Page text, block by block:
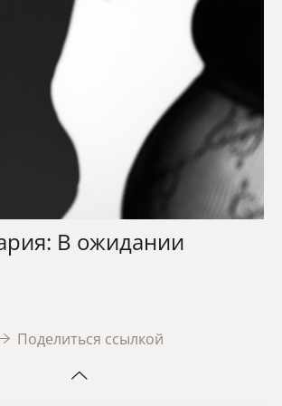
В ожидании
Поделиться ссылкой